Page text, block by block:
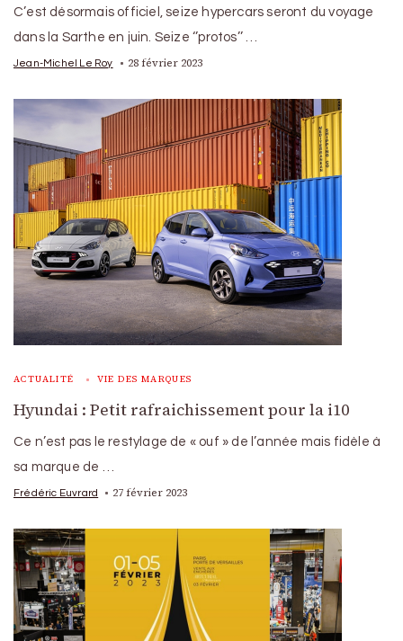
C’est désormais officiel, seize hypercars seront du voyage
dans la Sarthe en juin. Seize ‘’protos’’ …
Jean-Michel Le Roy 28 février 2023
ACTUALITÉ VIE DES MARQUES
Hyundai : Petit rafraichissement pour la i10
Ce n’est pas le restylage de « ouf » de l’année mais fidèle à
sa marque de …
Frédéric Euvrard 27 février 2023